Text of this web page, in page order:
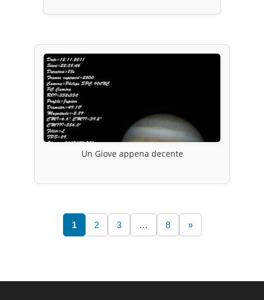
Un Giove appena decente
1 2 3 … 8 »